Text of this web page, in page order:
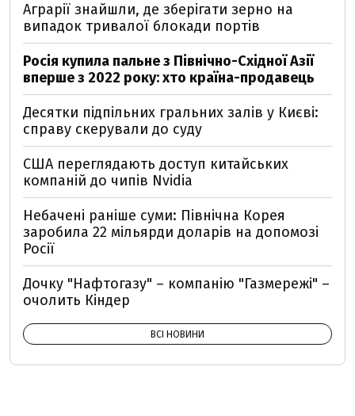
Аграрії знайшли, де зберігати зерно на
випадок тривалої блокади портів
Росія купила пальне з Північно-Східної Азії
вперше з 2022 року: хто країна-продавець
Десятки підпільних гральних залів у Києві:
справу скерували до суду
США переглядають доступ китайських
компаній до чипів Nvidia
Небачені раніше суми: Північна Корея
заробила 22 мільярди доларів на допомозі
Росії
Дочку "Нафтогазу" – компанію "Газмережі" –
очолить Кіндер
ВСІ НОВИНИ